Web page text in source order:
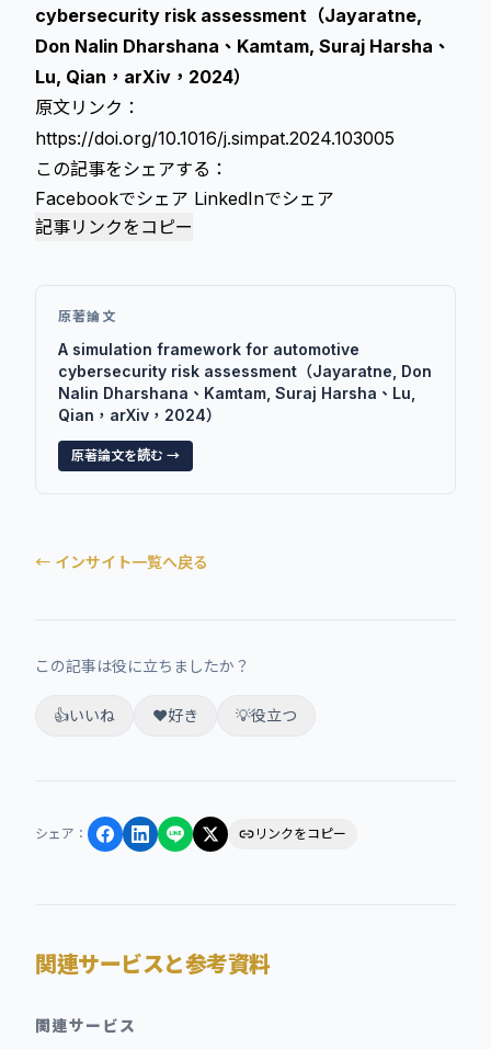
cybersecurity risk assessment（Jayaratne,
Don Nalin Dharshana、Kamtam, Suraj Harsha、
Lu, Qian，arXiv，2024）
原文リンク：
https://doi.org/10.1016/j.simpat.2024.103005
この記事をシェアする：
Facebookでシェア LinkedInでシェア
記事リンクをコピー
原著論文
A simulation framework for automotive
cybersecurity risk assessment（Jayaratne, Don
Nalin Dharshana、Kamtam, Suraj Harsha、Lu,
Qian，arXiv，2024）
原著論文を読む →
← インサイト一覧へ戻る
この記事は役に立ちましたか？
👍いいね ❤️好き 💡役立つ
シェア ： リンクをコピー
関連サービスと参考資料
関連サービス